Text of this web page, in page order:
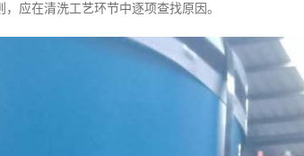
应在清洗工艺环节中逐项查找原因。